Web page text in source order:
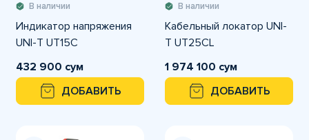
В наличии
Индикатор напряжения
UNI-T UT15C
432 900 сум
ДОБАВИТЬ
В наличии
Кабельный локатор UNI-
T UT25CL
1 974 100 сум
ДОБАВИТЬ